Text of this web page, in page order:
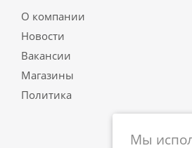
О компании
Новости
Вакансии
Магазины
Политика
Мы